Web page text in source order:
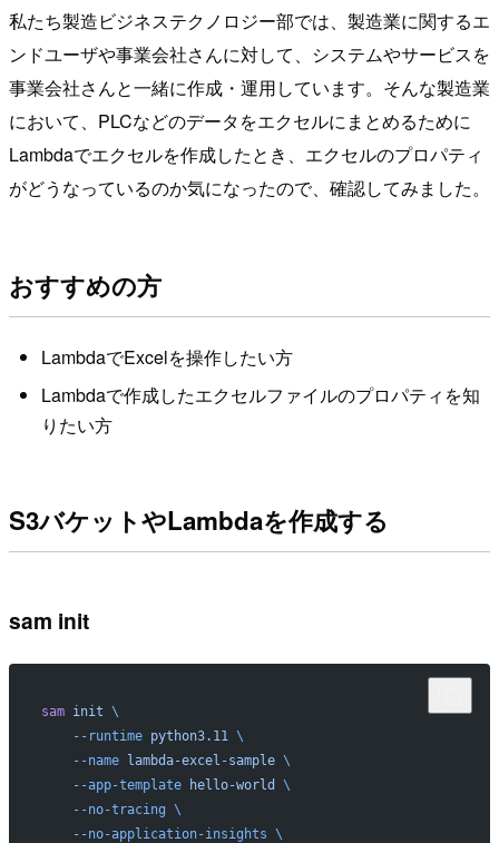
私たち製造ビジネステクノロジー部では、製造業に関するエ
ンドユーザや事業会社さんに対して、システムやサービスを
事業会社さんと一緒に作成・運用しています。そんな製造業
において、PLCなどのデータをエクセルにまとめるために
Lambdaでエクセルを作成したとき、エクセルのプロパティ
がどうなっているのか気になったので、確認してみました。
おすすめの方
LambdaでExcelを操作したい方
Lambdaで作成したエクセルファイルのプロパティを知
りたい方
S3バケットやLambdaを作成する
sam init
sam init \
    --runtime
python3.11
\
    --name
lambda-excel-sample \
    --app-template
hello-world
\
    --no-tracing
\
    --no-application-insights
\